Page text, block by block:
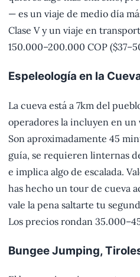
— es un viaje de medio día
Clase V y un viaje en
150.000–200.000 COP
Espeleología en la
La cueva está a 7km del
operadores la incluyen en
Son aproximadamente 45
guía, se requieren linternas
e implica algo de escalada.
has hecho un tour de cueva
vale la pena saltarte tu
Los precios rondan
Bungee Jumping,